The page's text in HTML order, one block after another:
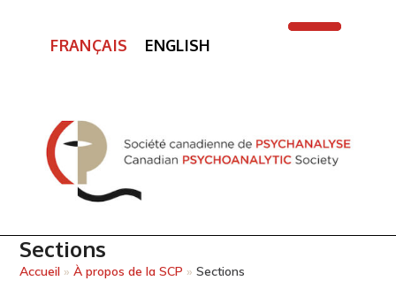
FRANÇAIS ENGLISH
Sections
Accueil »À propos de la SCP »Sections